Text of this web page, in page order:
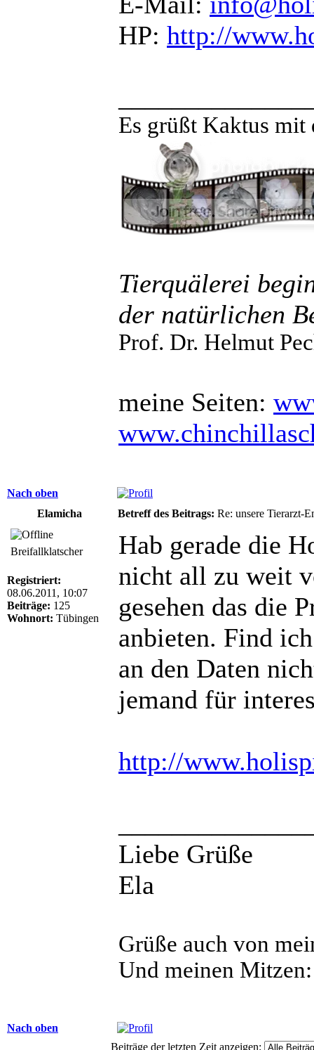
HP: http://
Es grüßt Kaktus mit
Tierquälerei
der natürlichen
Prof. Dr. Helmut
meine Seiten:
Nach oben
Elamicha
Betreff des Beitrags: Re: unsere Tierarzt-
Breifallklatscher
Registriert:
08.06.2011, 10:07
Beiträge: 125
Wohnort: Tübingen
Hab gerade die
nicht all zu weit
gesehen das die
anbieten. Find
an den Daten
jemand für
http://
Liebe Grüße
Ela
Grüße auch von
Und meinen
Nach oben
Beiträge der letzten Zeit anzeigen: